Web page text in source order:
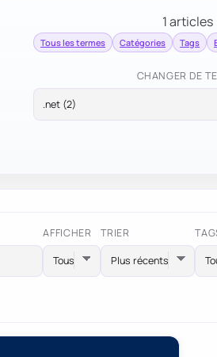
1 articles
Tous les termes Catégories Tags
CHANGER DE
AFFICHER TRIER